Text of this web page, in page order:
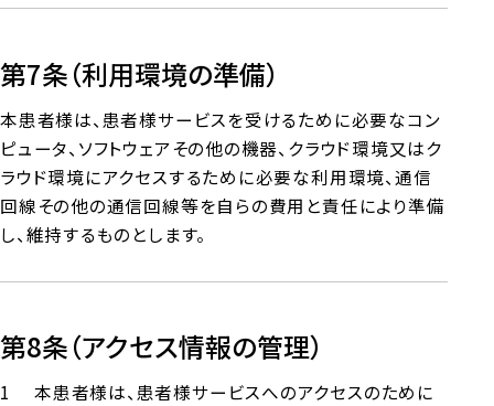
第7条（利用環境の準備）
本患者様は、患者様サービスを受けるために必要なコン
ピュータ、ソフトウェアその他の機器、クラウド環境又はク
ラウド環境にアクセスするために必要な利用環境、通信
回線その他の通信回線等を自らの費用と責任により準備
し、維持するものとします。
第8条（アクセス情報の管理）
本患者様は、患者様サービスへのアクセスのために